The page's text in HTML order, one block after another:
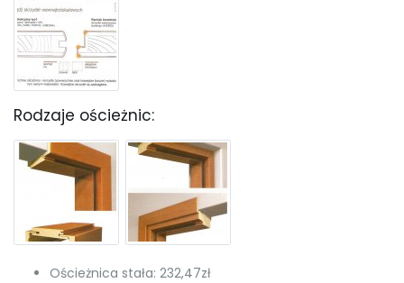
Rodzaje ościeżnic:
Ościeżnica stała: 232,47zł